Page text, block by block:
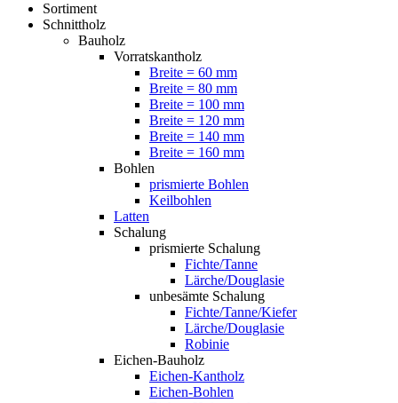
Sortiment
Schnittholz
Bauholz
Vorratskantholz
Breite = 60 mm
Breite = 80 mm
Breite = 100 mm
Breite = 120 mm
Breite = 140 mm
Breite = 160 mm
Bohlen
prismierte Bohlen
Keilbohlen
Latten
Schalung
prismierte Schalung
Fichte/Tanne
Lärche/Douglasie
unbesämte Schalung
Fichte/Tanne/Kiefer
Lärche/Douglasie
Robinie
Eichen-Bauholz
Eichen-Kantholz
Eichen-Bohlen